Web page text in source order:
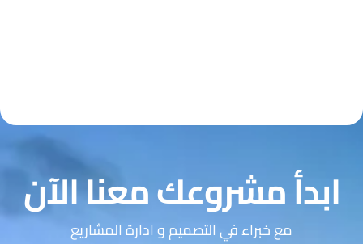
ابدأ مشروعك معنا الآن
مع خبراء في التصميم و ادارة المشاريع